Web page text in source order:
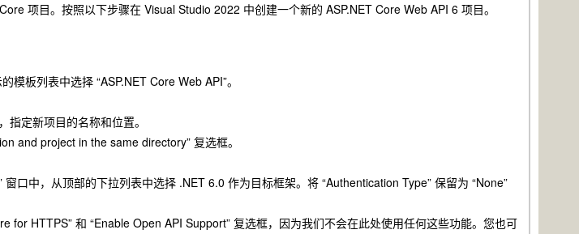
项目。按照以下步骤在 Visual Studio 2022 中创建一个新的 ASP.NET Core Web API 6 项目。
板列表中选择 “ASP.NET Core Web API”。
定新项目的名称和位置。
and project in the same directory” 复选框。
口中，从顶部的下拉列表中选择 .NET 6.0 作为目标框架。将 “Authentication Type” 保留为 “None”
for HTTPS” 和 “Enable Open API Support” 复选框，因为我们不会在此处使用任何这些功能。您也可